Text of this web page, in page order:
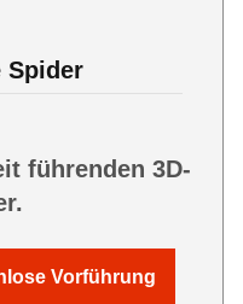
Spider
führenden 3D-
Vorführung